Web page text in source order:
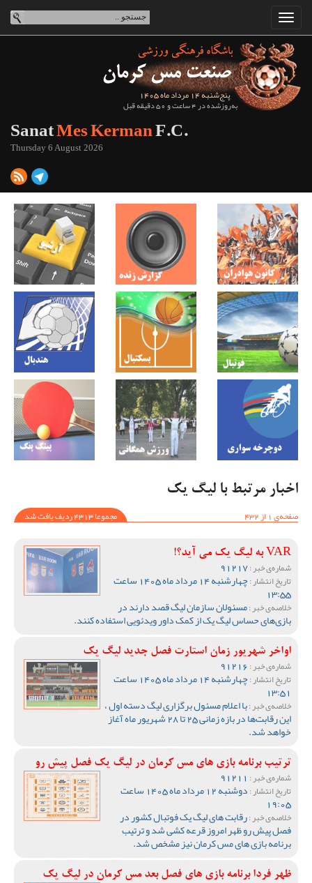
پنج‌شنبه 14 مرداد ماه 1405
به‌روزشده در 4 ساعت و 50 دقیقه قبل
SanatMes KermanF.C.
Thursday 6 August 2026
اخبار مرتبط با لیگ یک
صفحه‌ی 1 از 432
مجموعا 4313 ردیف یافت شد
VAR به لیگ یک می آید؟!
شماره‌ی خبر :
تاریخ انتشار : چهارشنبه 14 مرداد ماه 1405 ساعت
13:55
خلاصه‌ی خبر :مسئولان سازمان لیگ قصد دارند در
بازی‌های حساس لیگ یک از کمک داور ویدئویی استفاده کنند.
اواخر شهریور زمان استارت فصل جدید لیگ یک
شماره‌ی خبر :
تاریخ انتشار : چهارشنبه 14 مرداد ماه 1405 ساعت
13:51
خلاصه‌ی خبر :با اعلام مسئول برگزاری لیگ دسته اول ،
این رقابت‌ها در بازه زمانی 25 تا 28 شهریور ماه آغاز
خواهد شد.
ترتیب برنامه بازی های مس کرمان در لیگ یک فصل پیش رو
شماره‌ی خبر :
تاریخ انتشار : دوشنبه 12 مرداد ماه 1405 ساعت
19:05
خلاصه‌ی خبر :رقابت های لیگ یک فوتبال کشور در
فصل پیش رو ظهر امروز قرعه کشی شد و ترتیب
برنامه بازی های مس کرمان نیز مشخص شد.
ظهر فردا برنامه بازی های فصل بعد مس کرمان در لیگ یک